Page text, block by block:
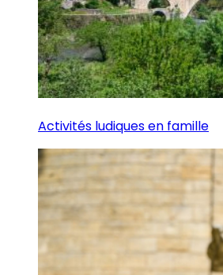
Activités ludiques en famille